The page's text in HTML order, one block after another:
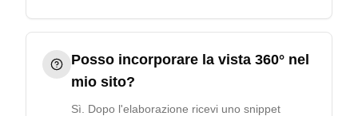
Posso incorporare la vista 360° nel
mio sito?
Sì. Dopo l'elaborazione ricevi uno snippet